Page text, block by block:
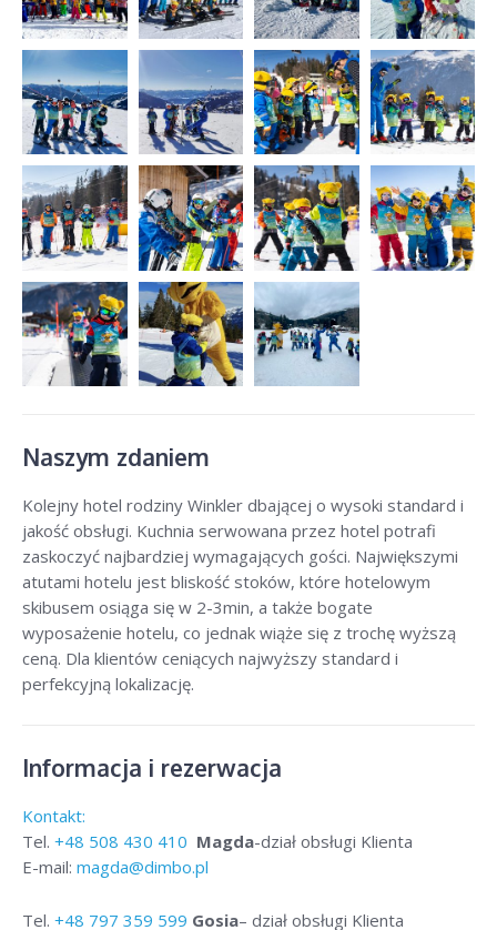
Naszym zdaniem
Kolejny hotel rodziny Winkler dbającej o wysoki standard i
jakość obsługi. Kuchnia serwowana przez hotel potrafi
zaskoczyć najbardziej wymagających gości. Największymi
atutami hotelu jest bliskość stoków, które hotelowym
skibusem osiąga się w 2-3min, a także bogate
wyposażenie hotelu, co jednak wiąże się z trochę wyższą
ceną. Dla klientów ceniących najwyższy standard i
perfekcyjną lokalizację.
Informacja i rezerwacja
Kontakt:
Tel. +48 508 430 410 Magda-dział obsługi Klienta
E-mail: magda@dimbo.pl
Tel. +48 797 359 599 Gosia– dział obsługi Klienta